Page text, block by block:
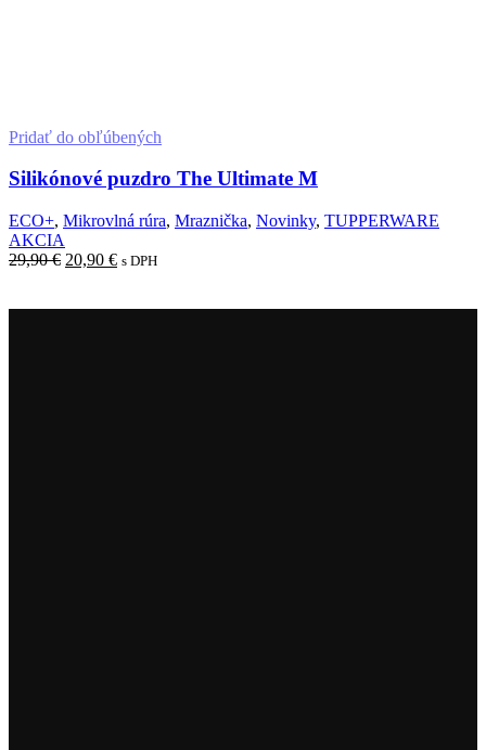
Pridať do obľúbených
Silikónové puzdro The Ultimate M
ECO+, Mikrovlná rúra, Mraznička, Novinky, TUPPERWARE
AKCIA
29,90€ 20,90 € s DPH